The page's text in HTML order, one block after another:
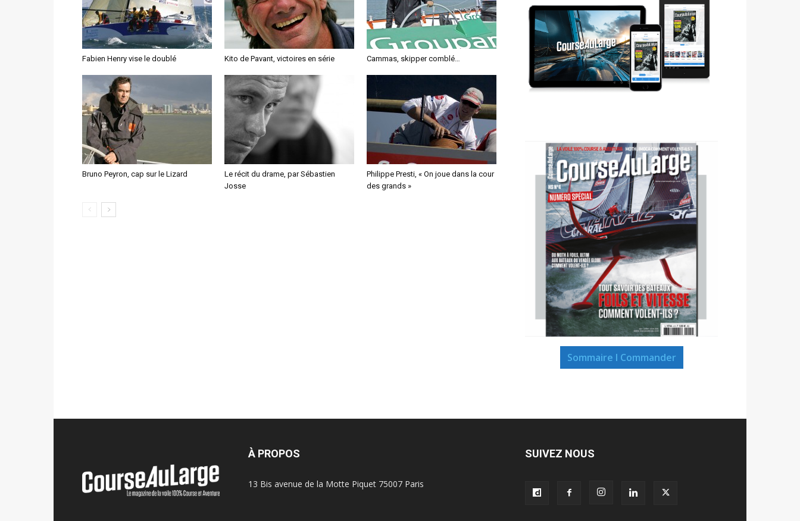
Fabien Henry vise le doublé Kito de Pavant, victoires en série Cammas, skipper comblé…
Bruno Peyron, cap sur le Lizard
Le récit du drame, par Sébastien
Josse
Philippe Presti, « On joue dans la cour
des grands »
Sommaire I Commander
À PROPOS
13 Bis avenue de la Motte Piquet 75007 Paris
SUIVEZ NOUS